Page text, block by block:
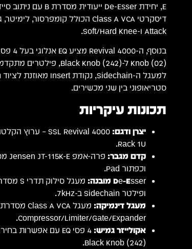
Attack ו-Soft/Hard Knee.
סטריאופוני בין שני מכשירים.
תכונות עיקריות
יצרן ודגם:
Rack 1U.
קדם מגבר:
וכפתור Pad.
De-Esser מובנה:
ופילטר Sidechain ב-7kHz.
מעגל דינמיקה:
Compressor/Limiter/Gate/Expander.
אקולייזר גמיש:
Black Knob (242).